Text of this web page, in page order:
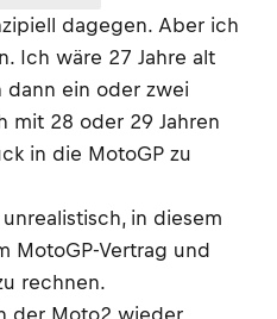
dagegen. Aber ich
Ich wäre 27 Jahre alt
dann ein oder zwei
mit 28 oder 29 Jahren
in die MotoGP zu
in diesem
MotoGP-Vertrag und
rechnen.
der Moto2 wieder